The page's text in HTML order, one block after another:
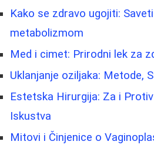
Kako se zdravo ugojiti:
metabolizmom
Med i cimet: Prirodni lek za
Uklanjanje oziljaka: Metode,
Estetska Hirurgija: Za i
Iskustva
Mitovi i Činjenice o